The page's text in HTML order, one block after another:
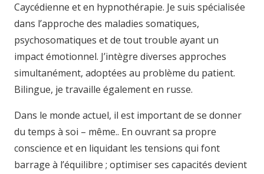
Caycédienne et en hypnothérapie. Je suis spécialisée
dans l’approche des maladies somatiques,
psychosomatiques et de tout trouble ayant un
impact émotionnel. J’intègre diverses approches
simultanément, adoptées au problème du patient.
Bilingue, je travaille également en russe.
Dans le monde actuel, il est important de se donner
du temps à soi – même.. En ouvrant sa propre
conscience et en liquidant les tensions qui font
barrage à l’équilibre ; optimiser ses capacités devient